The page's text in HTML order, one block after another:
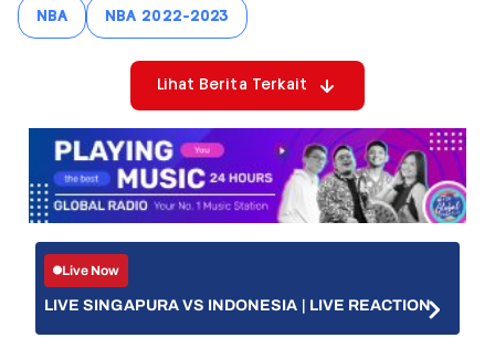
NBA NBA 2022-2023
Lihat Berita Terkait
Live Now
LIVE SINGAPURA VS INDONESIA | LIVE REACTION